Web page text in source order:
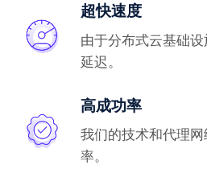
超快速度
由于分布式云基础
延迟。
高成功率
我们的技术和代理
率。